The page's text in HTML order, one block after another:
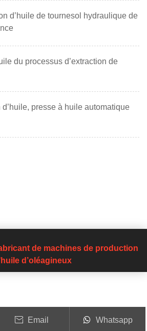
d’huile de tournesol hydraulique de
du processus d’extraction de
d’huile, presse à huile automatique
de machines de production
d’oléagineux
Email Whatsapp